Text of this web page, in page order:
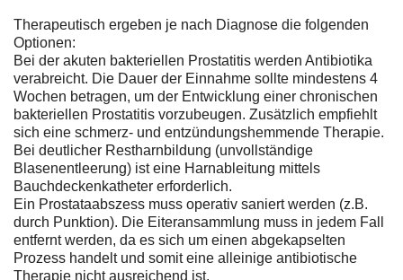
Therapeutisch ergeben je nach Diagnose die folgenden
Optionen:
Bei der akuten bakteriellen Prostatitis werden Antibiotika
verabreicht. Die Dauer der Einnahme sollte mindestens 4
Wochen betragen, um der Entwicklung einer chronischen
bakteriellen Prostatitis vorzubeugen. Zusätzlich empfiehlt
sich eine schmerz- und entzündungshemmende Therapie.
Bei deutlicher Restharnbildung (unvollständige
Blasenentleerung) ist eine Harnableitung mittels
Bauchdeckenkatheter erforderlich.
Ein Prostataabszess muss operativ saniert werden (z.B.
durch Punktion). Die Eiteransammlung muss in jedem Fall
entfernt werden, da es sich um einen abgekapselten
Prozess handelt und somit eine alleinige antibiotische
Therapie nicht ausreichend ist.